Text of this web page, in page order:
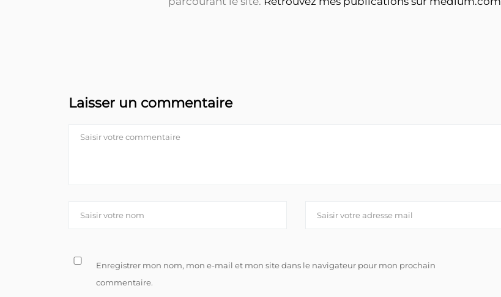
Laisser un commentaire
Enregistrer mon nom, mon e-mail et mon site dans le navigateur pour mon prochain
commentaire.